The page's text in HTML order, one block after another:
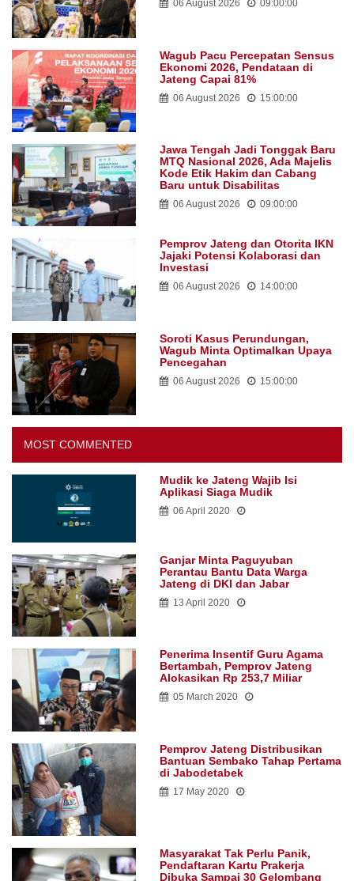
06 August 2026
Wagub Pacu Percepatan Sensus
Ekonomi 2026, Pendataan di
Jateng Capai 81%
06 August 2026
Jawa Tengah Jadi Tonggak Baru
MTQ Nasional 2026, Ada Majelis
Kode Etik Hakim dan Cabang
Baru untuk Disabilitas
06 August 2026
Pemprov Jateng dan Otorita IKN
Jajaki Potensi Kolaborasi dan
06 August 2026
Soroti Kasus Perundungan,
Wagub Minta Optimalkan Upaya
Pencegahan
06 August 2026
MOST COMMENTED
Mudik ke Jateng Wajib Isi
Aplikasi Siaga Mudik
06 April 2020
Ganjar Minta Paguyuban
Perantau Bantu Data Warga
Jateng di DKI dan Jabar
13 April 2020
Penerima Insentif Guru Agama
Bertambah, Pemprov Jateng
Alokasikan Rp 253,7 Miliar
05 March 2020
Pemprov Jateng Distribusikan
Bantuan Sembako Tahap Pertama
di Jabodetabek
17 May 2020
Masyarakat Tak Perlu Panik,
Pendaftaran Kartu Prakerja